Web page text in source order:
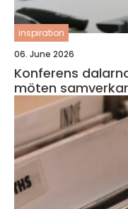
inspiration
06. June 2026
Konferens dalarna när natur, kultur
möten samverkar